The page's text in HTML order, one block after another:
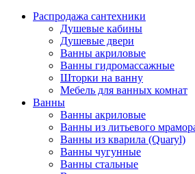
Распродажа сантехники
Душевые кабины
Душевые двери
Ванны акриловые
Ванны гидромассажные
Шторки на ванну
Мебель для ванных комнат
Ванны
Ванны акриловые
Ванны из литьевого
Ванны из кварила (Quaryl)
Ванны чугунные
Ванны стальные